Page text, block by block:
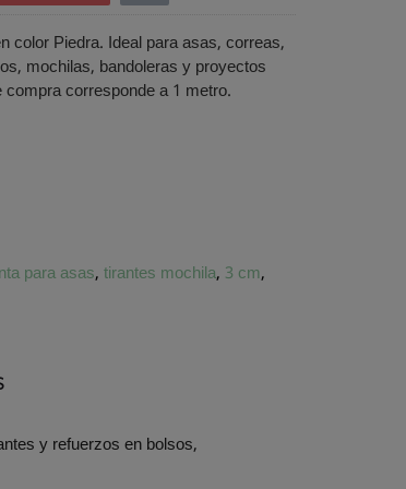
color Piedra. Ideal para asas, correas,
mochilas, bandoleras y proyectos
corresponde a 1 metro.
para asas tirantes mochila 3 cm
y refuerzos en bolsos,